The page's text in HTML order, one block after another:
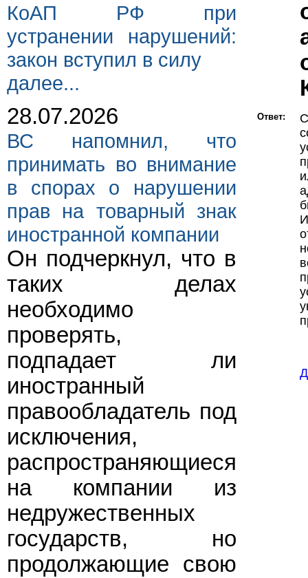
КоАП РФ при
устранении нарушений:
закон вступил в силу
далее...
28.07.2026
ВС напомнил, что
принимать во внимание
в спорах о нарушении
прав на товарный знак
иностранной компании
Он подчеркнул, что в
таких делах
необходимо
проверять,
подпадает ли
иностранный
правообладатель под
исключения,
распространяющиеся
на компании из
недружественных
государств, но
продолжающие свою
Ответ: